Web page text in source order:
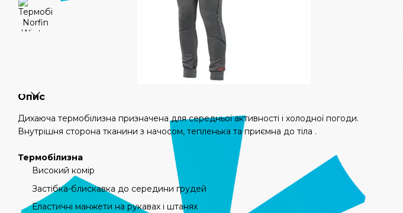
Опис
Дихаюча термобілизна призначена для середньої активності і холодної погоди.
Внутрішня сторона тканини з начосом, тепленька та приємна до тіла .
Термобілизна
Високий комір
Застібка-блискавка до середини грудей
Еластичні манжети на рукавах і штанях